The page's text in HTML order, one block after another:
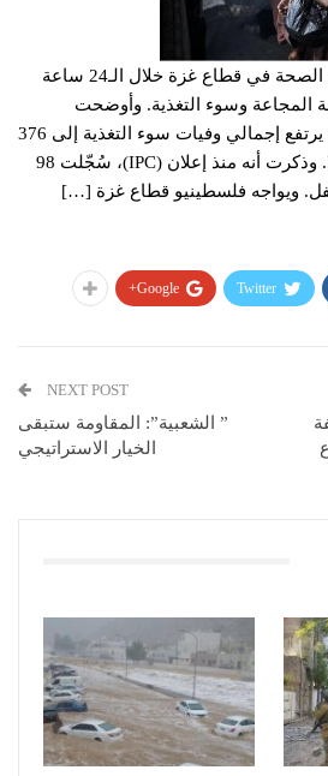
الثورة نت /.. سجّلت وزارة الصحة في قطاع غزة خلال الـ24 ساعة
نتيجة المجاعة وسوء التغذية. وأوضحت
الوزارة، في بيان، أنه بذلك يرتفع إجمالي وفيات سوء التغذية إلى 376
شهيدًا، من بينهم 134 طفلًا. وذكرت أنه منذ إعلان (IPC)، سُجّلت 98
Twitter
Google+
NEXT POST
” الشعبية”: المقاومة ستبقى
الخيار الاستراتيجي